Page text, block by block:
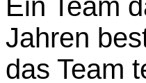
Jahren
das Team